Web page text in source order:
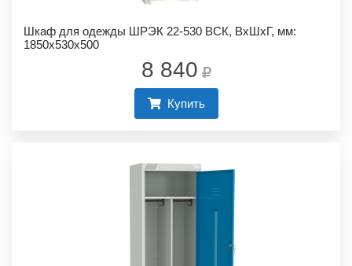
Шкаф для одежды ШРЭК 22-530 ВСК, ВхШхГ, мм:
1850х530х500
8 840
Купить